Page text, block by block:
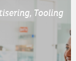
Tooling